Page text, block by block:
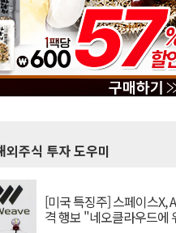
외주식 투자 도우미
[미국 특징주] 스페이스X,
격 행보 "네오클라우드에